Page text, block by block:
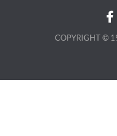
COPYRIGHT ©